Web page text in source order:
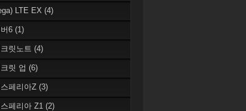
LTE EX (4)
6 (1)
릿노트 (4)
릿 업 (6)
페리아Z (3)
페리아 Z1 (2)